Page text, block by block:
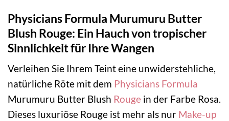
Physicians Formula Murumuru Butter
Blush Rouge: Ein Hauch von tropischer
Sinnlichkeit für Ihre Wangen
Verleihen Sie Ihrem Teint eine unwiderstehliche,
natürliche Röte mit dem Physicians Formula
Murumuru Butter Blush Rouge in der Farbe Rosa.
Dieses luxuriöse Rouge ist mehr als nur Make-up